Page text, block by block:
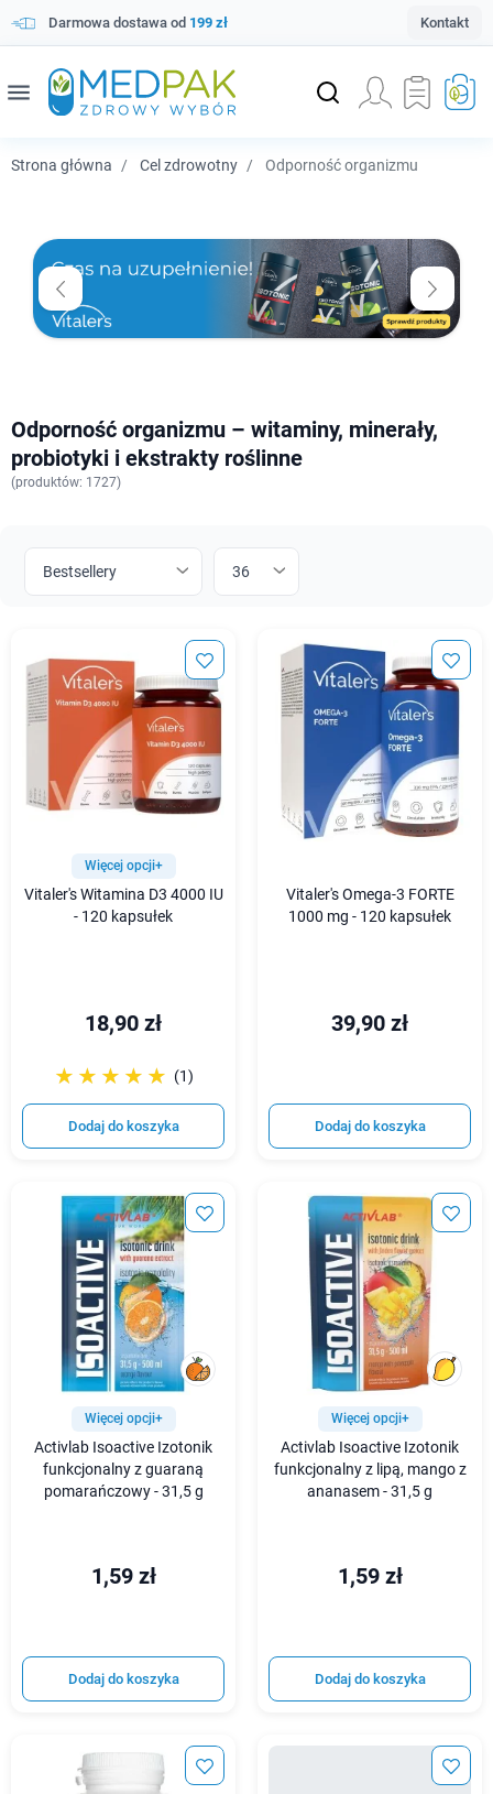
Darmowa dostawa od 199 zł Kontakt
menu
Strona główna Cel zdrowotny Odporność organizmu
Odporność organizmu – witaminy, minerały,
probiotyki i ekstrakty roślinne
(produktów: 1727)
Więcej opcji+
Vitaler's Witamina D3 4000 IU
- 120 kapsułek
18,90 zł
☆☆☆☆☆
★★★★★ (1)
Dodaj do koszyka
Vitaler's Omega-3 FORTE
1000 mg - 120 kapsułek
39,90 zł
Dodaj do koszyka
Więcej opcji+
Activlab Isoactive Izotonik
funkcjonalny z guaraną
pomarańczowy - 31,5 g
1,59 zł
Dodaj do koszyka
Więcej opcji+
Activlab Isoactive Izotonik
funkcjonalny z lipą, mango z
ananasem - 31,5 g
1,59 zł
Dodaj do koszyka